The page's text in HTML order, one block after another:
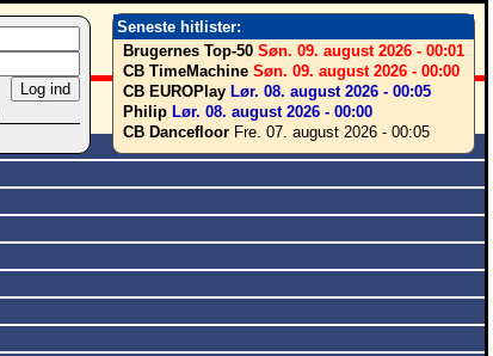
Seneste hitlister:
Brugernes Top-50 Søn. 09. august 2026 - 00:01
CB TimeMachine Søn. 09. august 2026 - 00:00
CB EUROPlay Lør. 08. august 2026 - 00:05
Philip Lør. 08. august 2026 - 00:00
CB Dancefloor Fre. 07. august 2026 - 00:05